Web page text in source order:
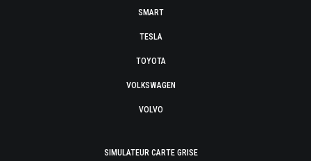
SMART
TESLA
TOYOTA
VOLKSWAGEN
VOLVO
SIMULATEUR CARTE GRISE